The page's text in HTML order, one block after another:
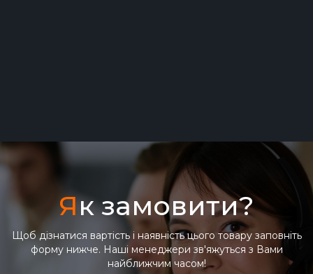
Як замовити?
Щоб дізнатися вартість і наявність цього товару заповніть
форму нижче. Наші менеджери зв'яжуться з Вами
найближчим часом!